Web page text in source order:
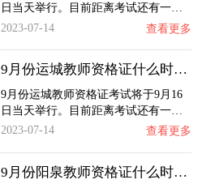
日当天举行。目前距离考试还有一…
2023-07-14
查看更多
9月份运城教师资格证什么时候考？
9月份运城教师资格证考试将于9月16
日当天举行。目前距离考试还有一…
2023-07-14
查看更多
9月份阳泉教师资格证什么时候考？